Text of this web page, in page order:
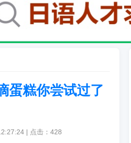
蛋糕你尝试过了
| 点击： 428